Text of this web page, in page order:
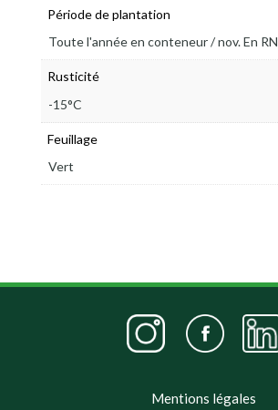
Période de plantation
Toute l'année en conteneur / nov. En RN
Rusticité
-15°C
Feuillage
Vert
Mentions légales